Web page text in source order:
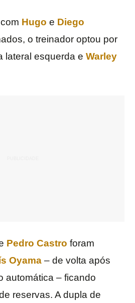
Hugo e Diego
o treinador optou por
lateral esquerda e Warley
Pedro Castro foram
Oyama – de volta após
automática – ficando
reservas. A dupla de